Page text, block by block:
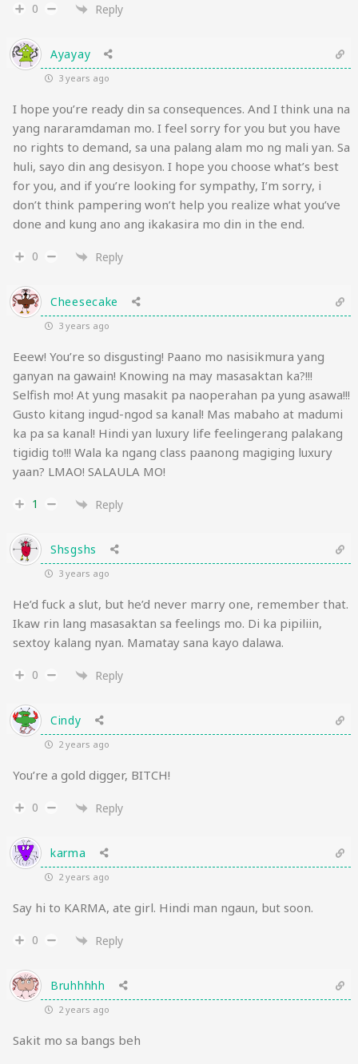
0 Reply
Ayayay
3 years ago
I hope you’re ready din sa consequences. And I think una na
yang nararamdaman mo. I feel sorry for you but you have
no rights to demand, sa una palang alam mo ng mali yan. Sa
huli, sayo din ang desisyon. I hope you choose what’s best
for you, and if you’re looking for sympathy, I’m sorry, i
don’t think pampering won’t help you realize what you’ve
done and kung ano ang ikakasira mo din in the end.
0 Reply
Cheesecake
3 years ago
Eeew! You’re so disgusting! Paano mo nasisikmura yang
ganyan na gawain! Knowing na may masasaktan ka?!!!
Selfish mo! At yung masakit pa naoperahan pa yung asawa!!!
Gusto kitang ingud-ngod sa kanal! Mas mabaho at madumi
ka pa sa kanal! Hindi yan luxury life feelingerang palakang
tigidig to!!! Wala ka ngang class paanong magiging luxury
yaan? LMAO! SALAULA MO!
1 Reply
Shsgshs
3 years ago
He’d fuck a slut, but he’d never marry one, remember that.
Ikaw rin lang masasaktan sa feelings mo. Di ka pipiliin,
sextoy kalang nyan. Mamatay sana kayo dalawa.
0 Reply
Cindy
2 years ago
You’re a gold digger, BITCH!
0 Reply
karma
2 years ago
Say hi to KARMA, ate girl. Hindi man ngaun, but soon.
0 Reply
Bruhhhhh
2 years ago
Sakit mo sa bangs beh